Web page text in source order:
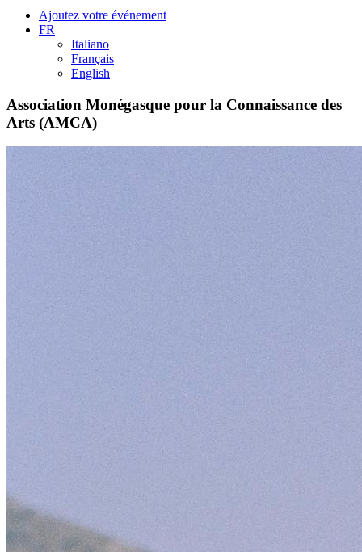
Ajoutez votre événement
FR
Italiano
Français
English
Association Monégasque pour la Connaissance des
Arts (AMCA)